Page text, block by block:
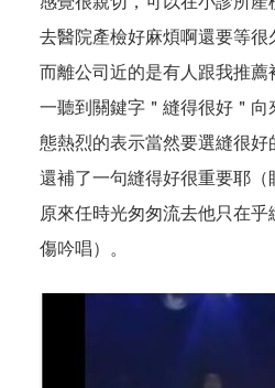
去醫院產檢好麻煩啊還要等很
而離公司近的是有人跟我推
一聽到關鍵字＂縫得很好＂向
態熱烈的表示當然要選縫很好
還補了一句縫得好很重要耶（
原來任時光匆匆流去他只在
傷吟唱）。